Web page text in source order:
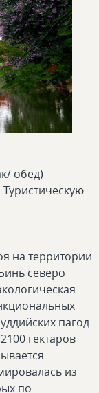
обед)
на территории
северо
пагод
гектаров
из
по